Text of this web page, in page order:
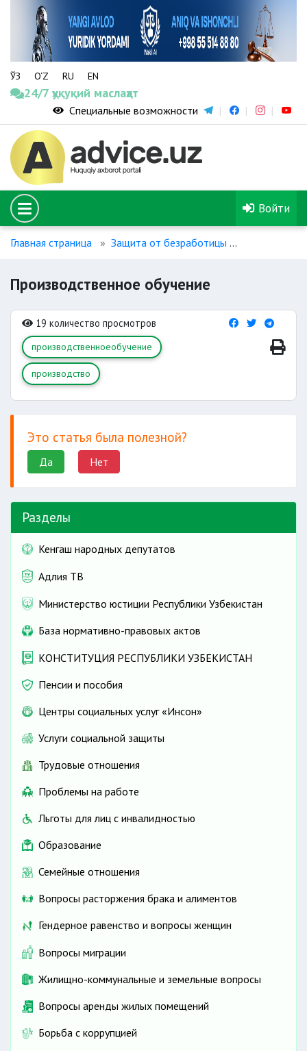
ЎЗ O‘Z RU EN
24/7 ҳуқуқий маслаҳат
Специальные возможности
Войти
Главная страница Защита от безработицы
Производственное обучение
19 количество просмотров
производственноеобучение
производство
Это статья была полезной?
Да Нет
Разделы
Кенгаш народных депутатов
Адлия ТВ
Министерство юстиции Республики Узбекистан
База нормативно-правовых актов
КОНСТИТУЦИЯ РЕСПУБЛИКИ УЗБЕКИСТАН
Пенсии и пособия
Центры социальных услуг «Инсон»
Услуги социальной защиты
Трудовые отношения
Проблемы на работе
Льготы для лиц с инвалидностью
Образование
Семейные отношения
Вопросы расторжения брака и алиментов
Гендерное равенство и вопросы женщин
Вопросы миграции
Жилищно-коммунальные и земельные вопросы
Вопросы аренды жилых помещений
Борьба с коррупцией